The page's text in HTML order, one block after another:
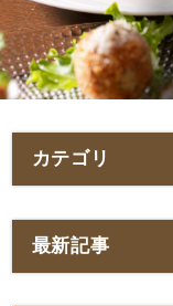
カテゴリ
最新記事